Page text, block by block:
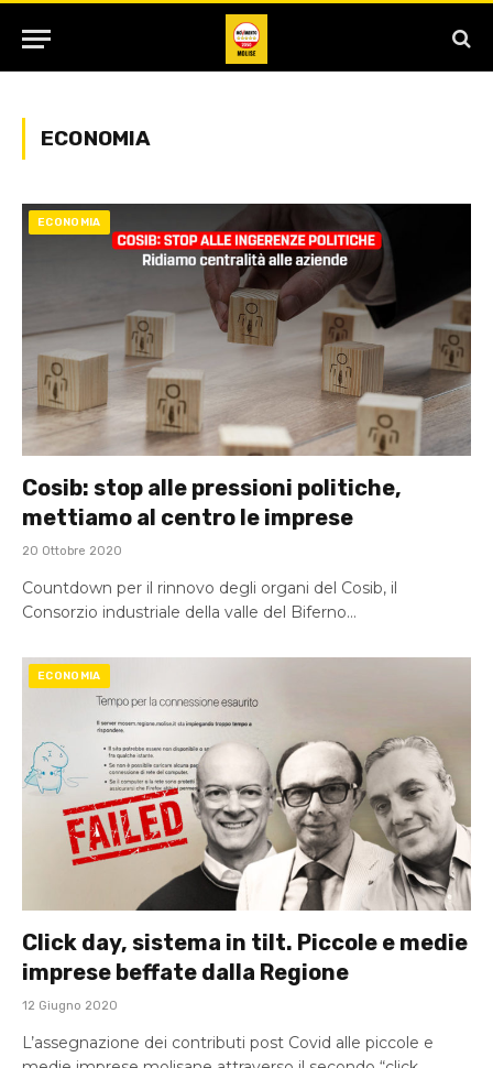
ECONOMIA
ECONOMIA
Cosib: stop alle pressioni politiche,
mettiamo al centro le imprese
20 Ottobre 2020
Countdown per il rinnovo degli organi del Cosib, il
Consorzio industriale della valle del Biferno…
ECONOMIA
Click day, sistema in tilt. Piccole e medie
imprese beffate dalla Regione
12 Giugno 2020
L’assegnazione dei contributi post Covid alle piccole e